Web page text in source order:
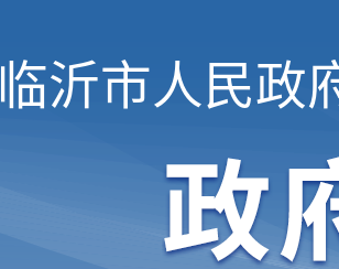
临沂市人民政